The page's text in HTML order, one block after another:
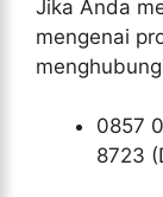
Jika Anda
mengenai
0857
8723